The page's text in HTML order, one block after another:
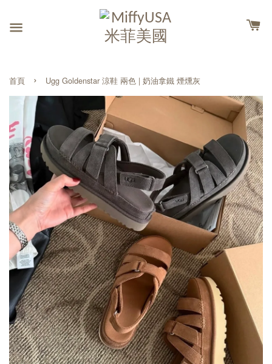
首頁 › Ugg Goldenstar 涼鞋 兩色 | 奶油拿鐵 煙燻灰